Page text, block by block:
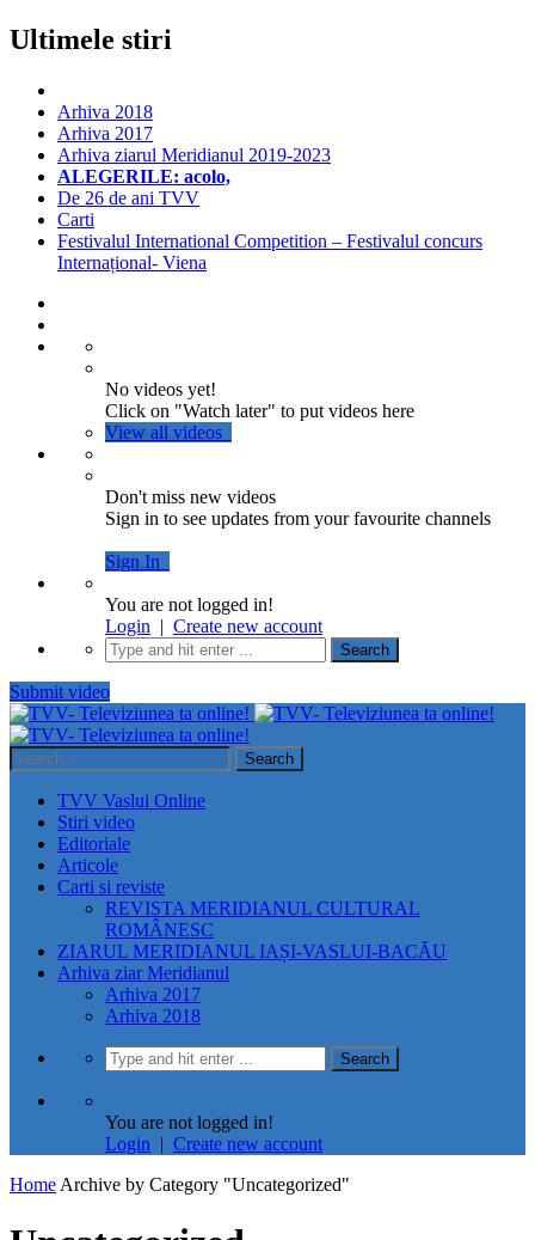
Ultimele stiri
Arhiva 2018
Arhiva 2017
Arhiva ziarul Meridianul 2019-2023
ALEGERILE: acolo,
De 26 de ani TVV
Carti
Festivalul International Competition – Festivalul concurs
Internațional- Viena
No videos yet!
Click on "Watch later" to put videos here
View all videos
Don't miss new videos
Sign in to see updates from your favourite channels
Sign In
You are not logged in!
Login | Create new account
Submit video
TVV Vaslui Online
Stiri video
Editoriale
Articole
Carti si reviste
REVISTA MERIDIANUL CULTURAL
ROMÂNESC
ZIARUL MERIDIANUL IAȘI-VASLUI-BACĂU
Arhiva ziar Meridianul
Arhiva 2017
Arhiva 2018
You are not logged in!
Login | Create new account
Home Archive by Category "Uncategorized"